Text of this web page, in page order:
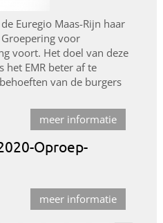
Euregio Maas-Rijn haar
voor
voort. Het doel van deze
EMR beter af te
van de burgers
meer informatie
Oproep-
meer informatie